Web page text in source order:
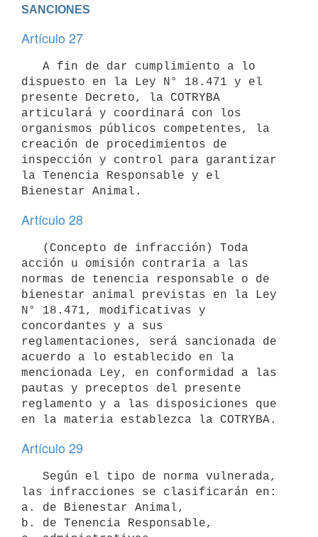
SANCIONES
Artículo 27
dispuesto en la Ley N° 18.471 y el
presente Decreto, la COTRYBA
articulará y coordinará con los
organismos públicos competentes, la
creación de procedimientos de
inspección y control para garantizar
la Tenencia Responsable y el
Artículo 28
acción u omisión contraria a las
normas de tenencia responsable o de
bienestar animal previstas en la Ley
N° 18.471, modificativas y
concordantes y a sus
reglamentaciones, será sancionada de
acuerdo a lo establecido en la
mencionada Ley, en conformidad a las
pautas y preceptos del presente
reglamento y a las disposiciones que
Artículo 29
las infracciones se clasificarán en:
a. de Bienestar Animal,
b. de Tenencia Responsable,